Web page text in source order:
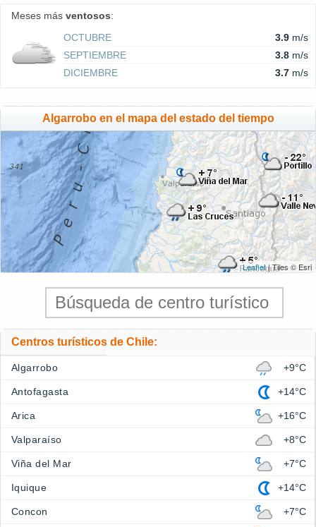
Meses más ventosos:
OCTUBRE
3.9 m/s
SEPTIEMBRE
3.8 m/s
DICIEMBRE
3.7 m/s
Algarrobo en el mapa del estado del tiempo
Leaflet| Tiles © Esri
Centros turísticos de Chile:
Algarrobo +9°C
Antofagasta +14°C
Arica +16°C
Valparaíso +8°C
Viña del Mar +7°C
Iquique +14°C
Concon +7°C